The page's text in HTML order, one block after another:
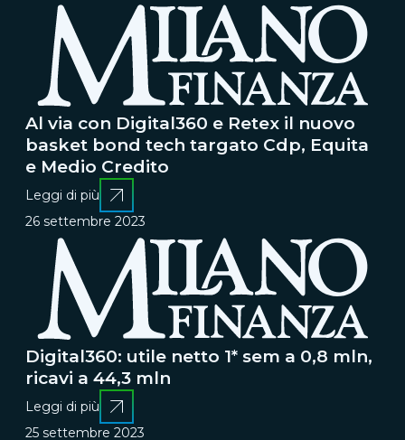
Al via con Digital360 e Retex il nuovo
basket bond tech targato Cdp, Equita
e Medio Credito
Leggi di più
26 settembre 2023
Digital360: utile netto 1* sem a 0,8 mln,
ricavi a 44,3 mln
Leggi di più
25 settembre 2023